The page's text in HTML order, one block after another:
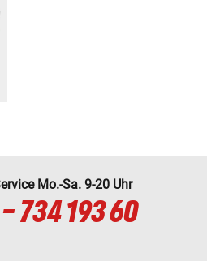
Mo.-Sa. 9-20 Uhr
734 193 60